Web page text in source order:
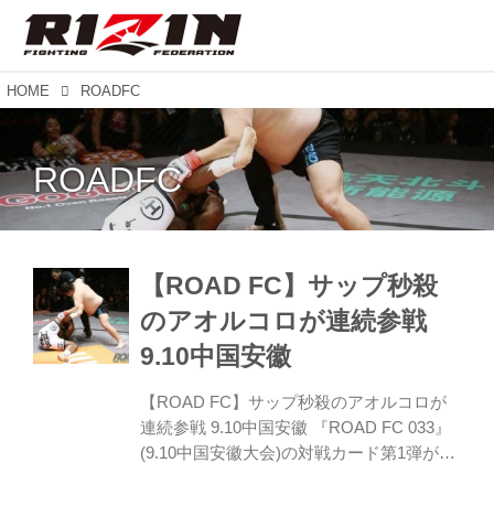
HOME ROADFC
ROADFC
【ROAD FC】サップ秒殺
のアオルコロが連続参戦
9.10中国安徽
【ROAD FC】サップ秒殺のアオルコロが
連続参戦 9.10中国安徽 『ROAD FC 033』
(9.10中国安徽大会)の対戦カード第1弾が発